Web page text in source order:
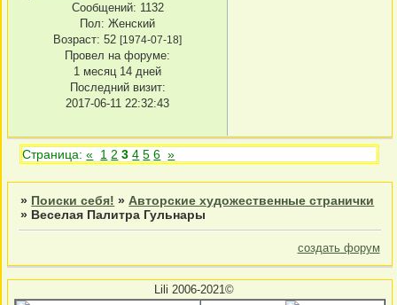
Сообщений: 1132
Пол: Женский
Возраст: 52 [1974-07-18]
Провел на форуме:
1 месяц 14 дней
Последний визит:
2017-06-11 22:32:43
Страница:« 1 2 3 4 5 6 »
» Поиски себя! »Авторские художественные странички
» Веселая Палитра Гульнары
создать форум
Lili 2006-2021©